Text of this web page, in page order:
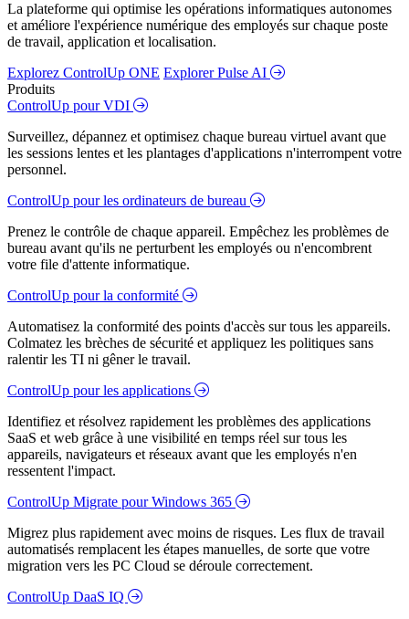
La plateforme qui optimise les opérations informatiques autonomes
et améliore l'expérience numérique des employés sur chaque poste
de travail, application et localisation.
Explorez ControlUp ONE Explorer Pulse AI
Produits
ControlUp pour VDI
Surveillez, dépannez et optimisez chaque bureau virtuel avant que
les sessions lentes et les plantages d'applications n'interrompent votre
personnel.
ControlUp pour les ordinateurs de bureau
Prenez le contrôle de chaque appareil. Empêchez les problèmes de
bureau avant qu'ils ne perturbent les employés ou n'encombrent
votre file d'attente informatique.
ControlUp pour la conformité
Automatisez la conformité des points d'accès sur tous les appareils.
Colmatez les brèches de sécurité et appliquez les politiques sans
ralentir les TI ni gêner le travail.
ControlUp pour les applications
Identifiez et résolvez rapidement les problèmes des applications
SaaS et web grâce à une visibilité en temps réel sur tous les
appareils, navigateurs et réseaux avant que les employés n'en
ressentent l'impact.
ControlUp Migrate pour Windows 365
Migrez plus rapidement avec moins de risques. Les flux de travail
automatisés remplacent les étapes manuelles, de sorte que votre
migration vers les PC Cloud se déroule correctement.
ControlUp DaaS IQ